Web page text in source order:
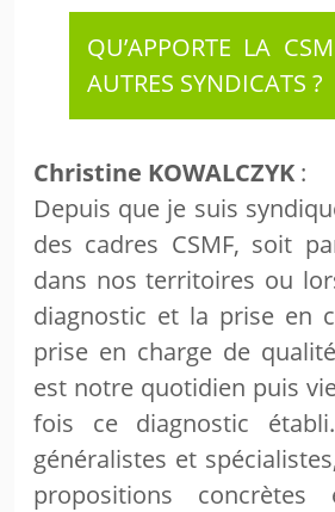
QU’APPORTE LA
AUTRES SYNDICATS ?
Christine KOWALCZYK :
Depuis que je suis
des cadres CSMF, soit
dans nos territoires ou
diagnostic et la prise en
prise en charge de
est notre quotidien puis
fois ce diagnostic
généralistes et
propositions